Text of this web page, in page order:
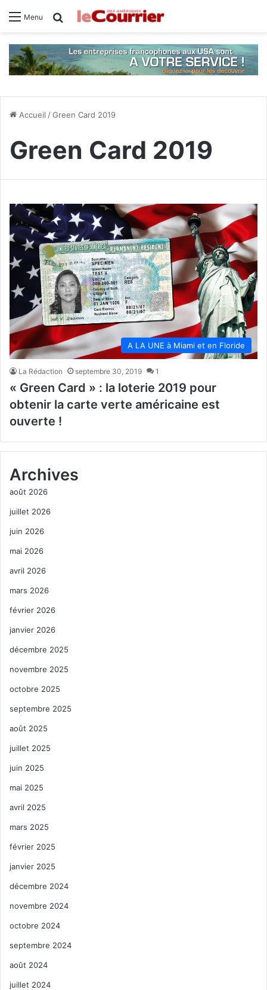
Menu Rechercher
Accueil /Green Card 2019
Green Card 2019
A LA UNE à Miami et en Floride
La Rédaction septembre 30, 2019 1
« Green Card » : la loterie 2019 pour
obtenir la carte verte américaine est
ouverte !
Archives
août 2026
juillet 2026
juin 2026
mai 2026
avril 2026
mars 2026
février 2026
janvier 2026
décembre 2025
novembre 2025
octobre 2025
septembre 2025
août 2025
juillet 2025
juin 2025
mai 2025
avril 2025
mars 2025
février 2025
janvier 2025
décembre 2024
novembre 2024
octobre 2024
septembre 2024
août 2024
juillet 2024